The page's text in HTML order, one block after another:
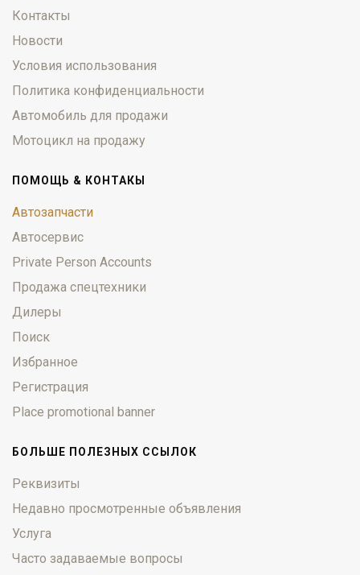
Контакты
Новости
Условия использования
Политика конфиденциальности
Автомобиль для продажи
Мотоцикл на продажу
ПОМОЩЬ & КОНТАКЫ
Автозапчасти
Автосервис
Private Person Accounts
Продажа спецтехники
Дилеры
Поиск
Избранное
Регистрация
Place promotional banner
БОЛЬШЕ ПОЛЕЗНЫХ ССЫЛОК
Реквизиты
Недавно просмотренные объявления
Услуга
Часто задаваемые вопросы